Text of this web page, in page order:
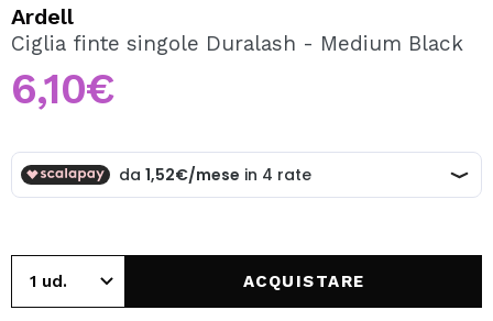
Creando un account su Maquibeauty.it potrai fare i tuoi
acquisti velocemente, controllare lo stato dei tuoi ordini e
consultare le tue operazioni precedenti.
CREARE UN ACCOUNT
Ardell
Ciglia finte singole Duralash - Medium Black
6,10€
ACQUISTARE